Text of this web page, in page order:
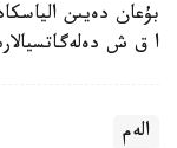
بۇعان دەيىن
ا ق ش
الەم